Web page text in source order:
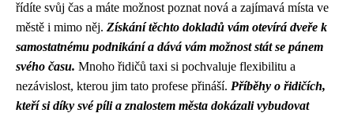
řídíte svůj čas a máte možnost poznat nová a zajímavá místa ve
městě i mimo něj. Získání těchto dokladů vám otevírá dveře k
samostatnému podnikání a dává vám možnost stát se pánem
svého času. Mnoho řidičů taxi si pochvaluje flexibilitu a
nezávislost, kterou jim tato profese přináší. Příběhy o řidičích,
kteří si díky své píli a znalostem města dokázali vybudovat